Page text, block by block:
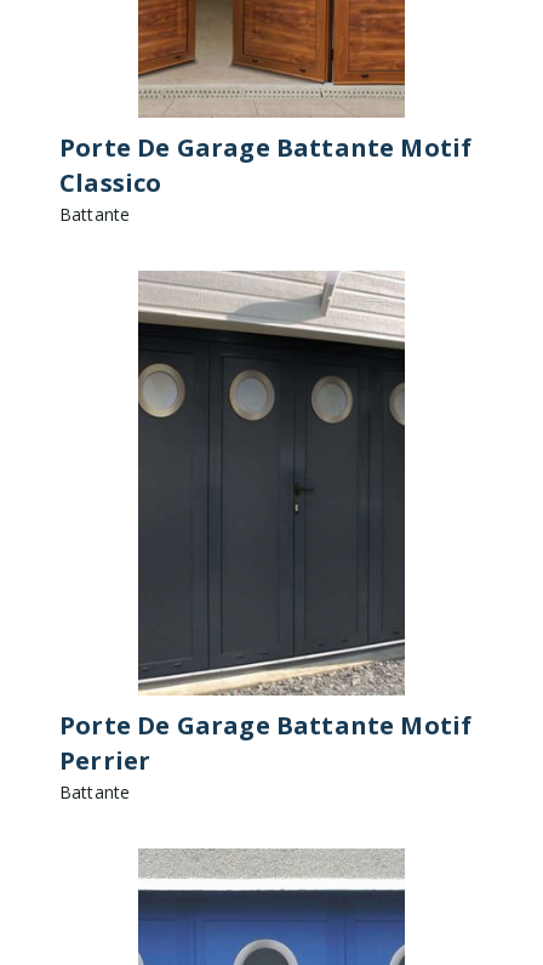
Porte De Garage Battante Motif
Classico
Battante
Porte De Garage Battante Motif
Perrier
Battante